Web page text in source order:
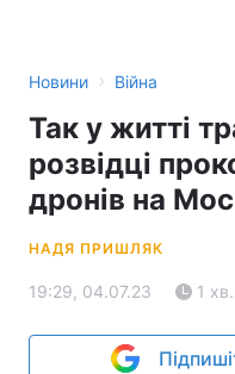
Новини › Війна
Так у житті
розвідці
дронів на
НАДЯ ПРИШЛЯК
19:29, 04.07.23 1 хв.